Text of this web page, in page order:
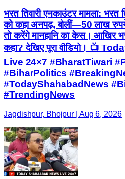
भरत तिवारी एनकाउंटर मामला: भरत
को कहा अनपढ़, बोलीं—50 लाख
तो करेंगे मानहानि का केस। आखिर
कहा? देखिए पूरा वीडियो। 📺
Live 24×7 #BharatTiwari
#BiharPolitics
#TodayShahabadNews
#TrendingNews
Jagdishpur, Bhojpur | Aug 6, 2026